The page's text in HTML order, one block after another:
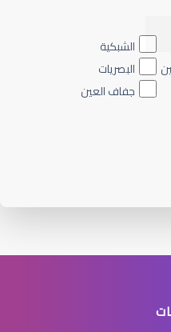
الشبكية
البصريات
جفاف العين